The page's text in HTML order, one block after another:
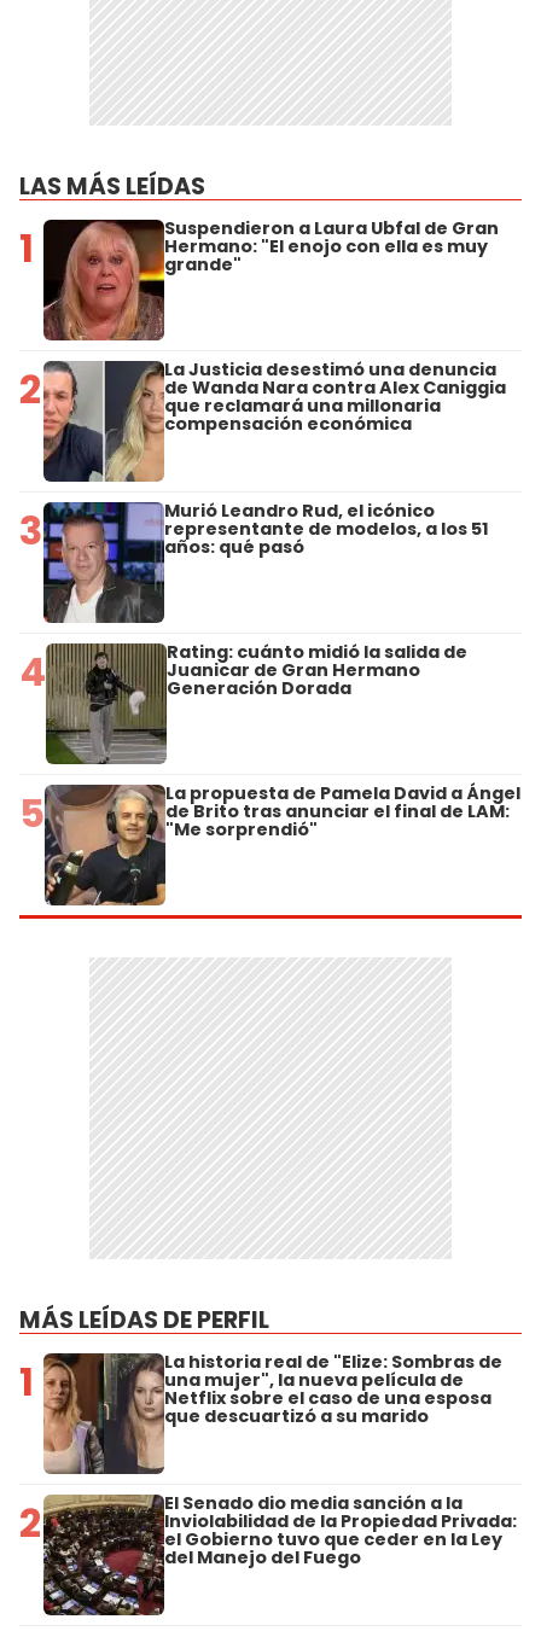
LAS MÁS LEÍDAS
1 Suspendieron a Laura Ubfal de Gran
Hermano: "El enojo con ella es muy
grande"
2 La Justicia desestimó una denuncia
de Wanda Nara contra Alex Caniggia
que reclamará una millonaria
compensación económica
3 Murió Leandro Rud, el icónico
representante de modelos, a los 51
años: qué pasó
4 Rating: cuánto midió la salida de
Juanicar de Gran Hermano
Generación Dorada
5 La propuesta de Pamela David a Ángel
de Brito tras anunciar el final de LAM:
"Me sorprendió"
MÁS LEÍDAS DE PERFIL
1 La historia real de "Elize: Sombras de
una mujer", la nueva película de
Netflix sobre el caso de una esposa
que descuartizó a su marido
2 El Senado dio media sanción a la
Inviolabilidad de la Propiedad Privada:
el Gobierno tuvo que ceder en la Ley
del Manejo del Fuego